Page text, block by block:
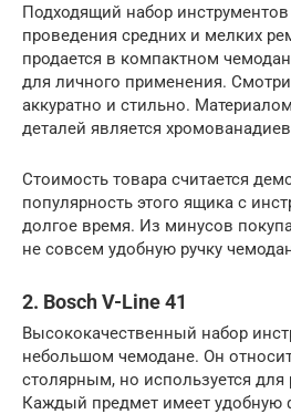
Подходящий набор
проведения средних и мелких
продается в компактном
для личного применения.
аккуратно и стильно.
деталей является
Стоимость товара считается
популярность этого ящика с
долгое время. Из минусов
не совсем удобную ручку
2. Bosch V-Line 41
Высококачественный набор
небольшом чемодане. Он
столярным, но используется
Каждый предмет имеет удобную